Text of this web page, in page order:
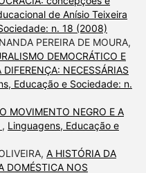
de Anísio Teixeira
n. 18 (2008)
PEREIRA DE MOURA,
DEMOCRÁTICO E
NECESSÁRIAS
Educação e Sociedade: n.
O MOVIMENTO NEGRO E A
, Linguagens, Educação e
A HISTÓRIA DA
DOMÉSTICA NOS